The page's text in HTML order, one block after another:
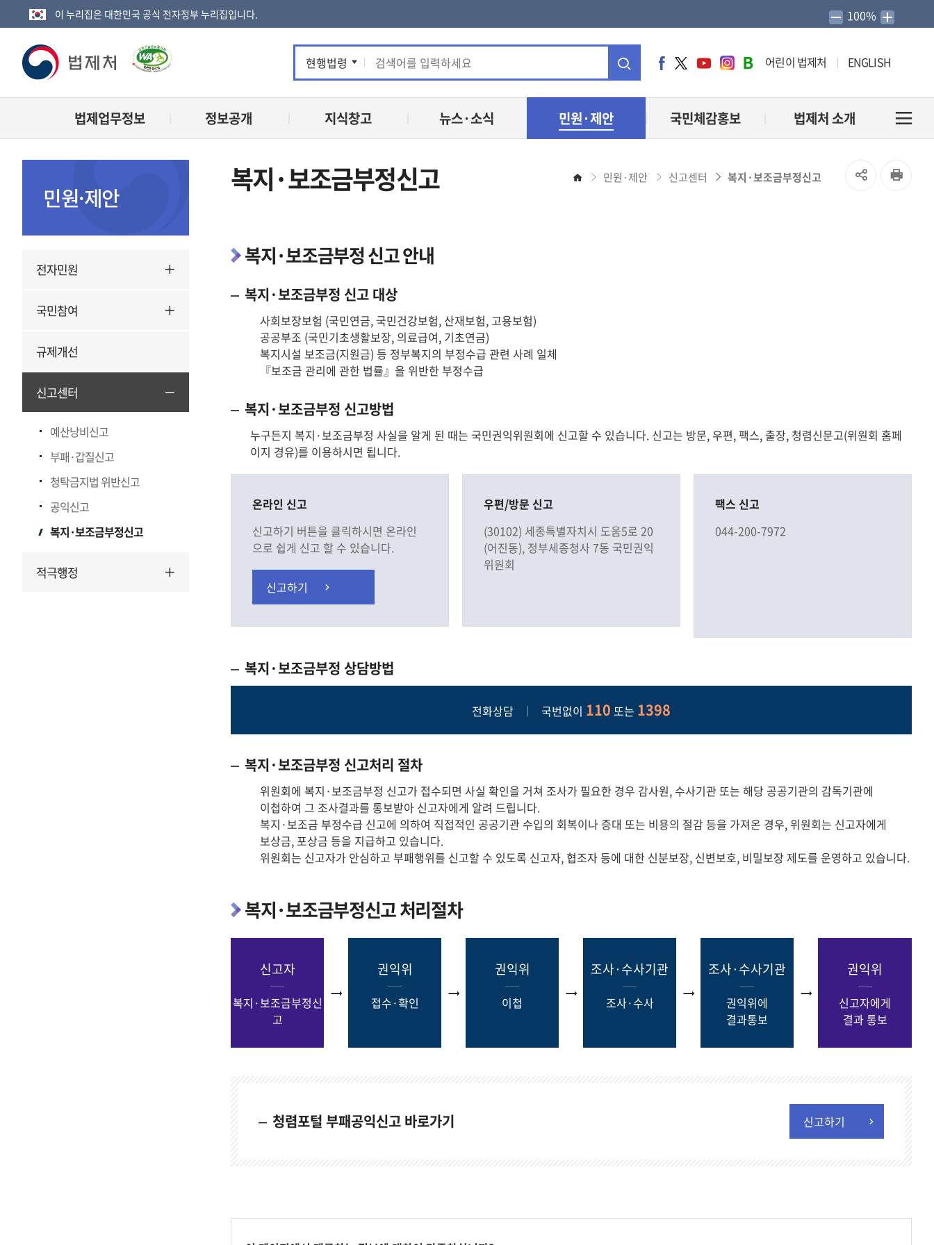
이 누리집은 대한민국 공식 전자정부 누리집입니다. 100%
법
제
로
통
합
검
현행법령
통
색
페
스
북
트
터
유
브
타
그
버
어린이 법제처 ENGLISH
법제업무정보 정보공개 지식창고 뉴스·소식 민원·제안 국민체감홍보 법제처 소개
민원·제안
전자민원
국민참여
규제개선
신고센터
예산낭비신고
부패·갑질신고
청탁금지법 위반신고
공익신고
복지·보조금부정신고
적극행정
복지·보조금부정신고 홈 민원·제안 신고센터 복지·보조금부정신고
SNS
인
복지·보조금부정 신고 안내
복지·보조금부정 신고 대상
사회보장보험 (국민연금, 국민건강보험, 산재보험, 고용보험)
공공부조 (국민기초생활보장, 의료급여, 기초연금)
복지시설 보조금(지원금) 등 정부복지의 부정수급 관련 사례 일체
『보조금 관리에 관한 법률』을 위반한 부정수급
복지·보조금부정 신고방법
누구든지 복지·보조금부정 사실을 알게 된 때는 국민권익위원회에 신고할 수 있습니다. 신고는 방문, 우편, 팩스, 출장, 청렴신문고(위원회 홈페
이지 경유)를 이용하시면 됩니다.
온라인 신고
신고하기 버튼을 클릭하시면 온라인
으로 쉽게 신고 할 수 있습니다.
신고하기
우편/방문 신고
(30102) 세종특별자치시 도움5로 20
(어진동), 정부세종청사 7동 국민권익
위원회
팩스 신고
044-200-7972
복지·보조금부정 상담방법
전화상담 국번없이 110 또는 1398
복지·보조금부정 신고처리 절차
위원회에 복지·보조금부정 신고가 접수되면 사실 확인을 거쳐 조사가 필요한 경우 감사원, 수사기관 또는 해당 공공기관의 감독기관에
이첩하여 그 조사결과를 통보받아 신고자에게 알려 드립니다.
복지·보조금 부정수급 신고에 의하여 직접적인 공공기관 수입의 회복이나 증대 또는 비용의 절감 등을 가져온 경우, 위원회는 신고자에게
보상금, 포상금 등을 지급하고 있습니다.
위원회는 신고자가 안심하고 부패행위를 신고할 수 있도록 신고자, 협조자 등에 대한 신분보장, 신변보호, 비밀보장 제도를 운영하고 있습니다.
복지·보조금부정신고 처리절차
신고자
복지·보조금부정신
고
권익위
접수·확인
권익위
이첩
조사·수사기관
조사·수사
조사·수사기관
권익위에
결과통보
권익위
신고자에게
결과 통보
청렴포털 부패공익신고 바로가기 신고하기